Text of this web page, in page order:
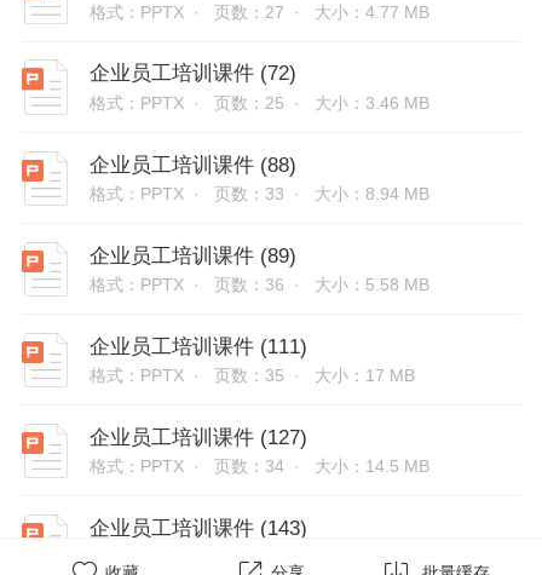
格式：PPTX · 页数：27 · 大小：4.77 MB
企业员工培训课件 (72)
格式：PPTX · 页数：25 · 大小：3.46 MB
企业员工培训课件 (88)
格式：PPTX · 页数：33 · 大小：8.94 MB
企业员工培训课件 (89)
格式：PPTX · 页数：36 · 大小：5.58 MB
企业员工培训课件 (111)
格式：PPTX · 页数：35 · 大小：17 MB
企业员工培训课件 (127)
格式：PPTX · 页数：34 · 大小：14.5 MB
企业员工培训课件 (143)
页数：28 · 大小：25.5 MB